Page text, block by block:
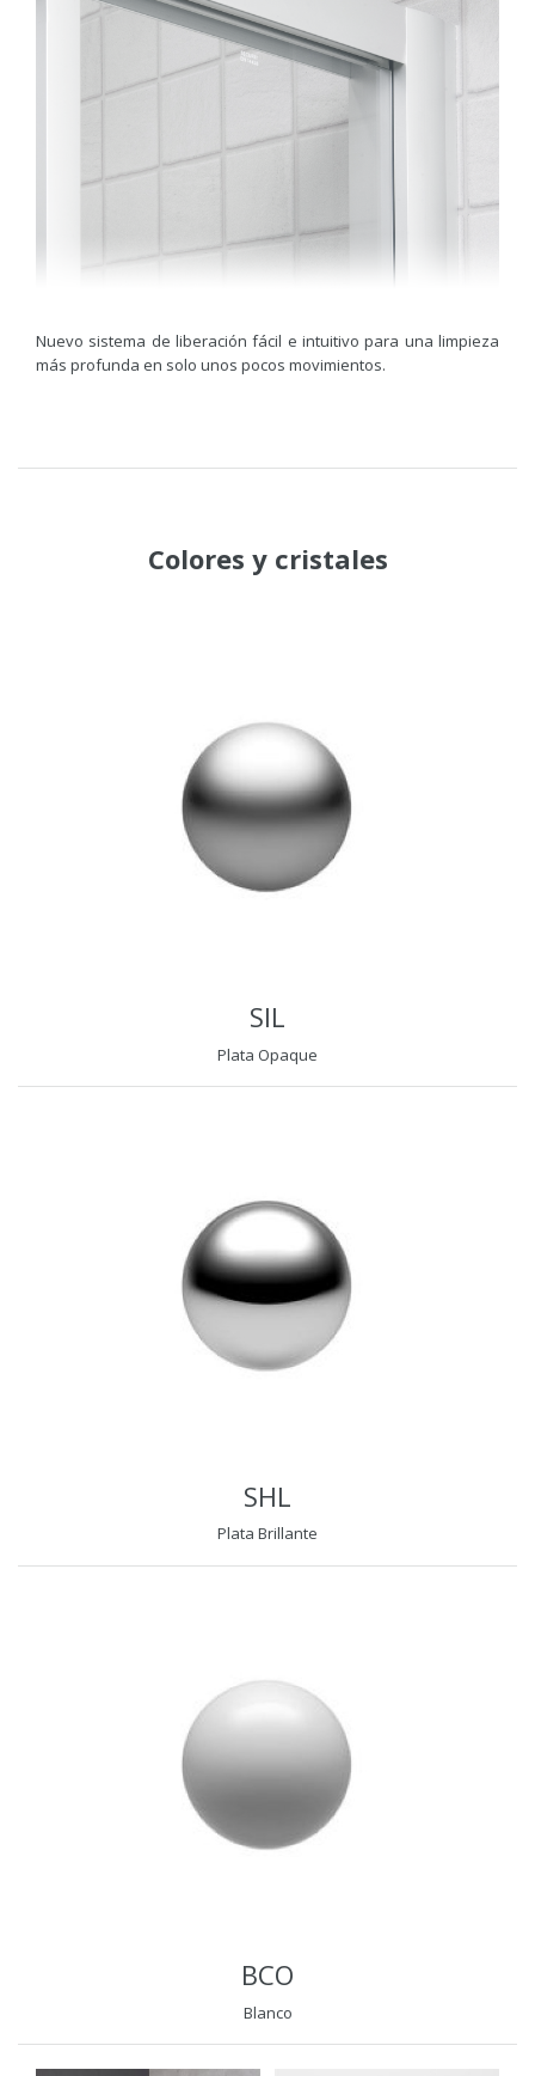
Nuevo sistema de liberación fácil e intuitivo para una limpieza
más profunda en solo unos pocos movimientos.
Colores y cristales
SIL
Plata Opaque
SHL
Plata Brillante
BCO
Blanco